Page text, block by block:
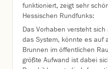
funktioniert, zeigt sehr
Hessischen Rundfunks:
Das Vorhaben versteht
das System, könnte es auf
Brunnen im öffentlichen
größte Aufwand ist dabei